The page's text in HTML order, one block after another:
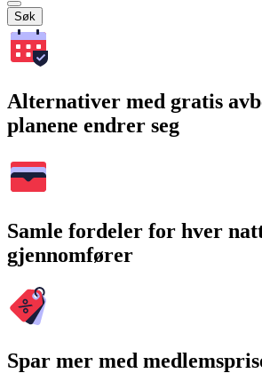
Søk
Alternativer med gratis
planene endrer seg
Samle fordeler for hver
gjennomfører
Spar mer med